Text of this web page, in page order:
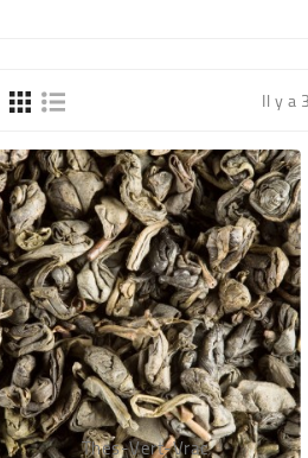
Il y a
Thes-Vert-Vrac